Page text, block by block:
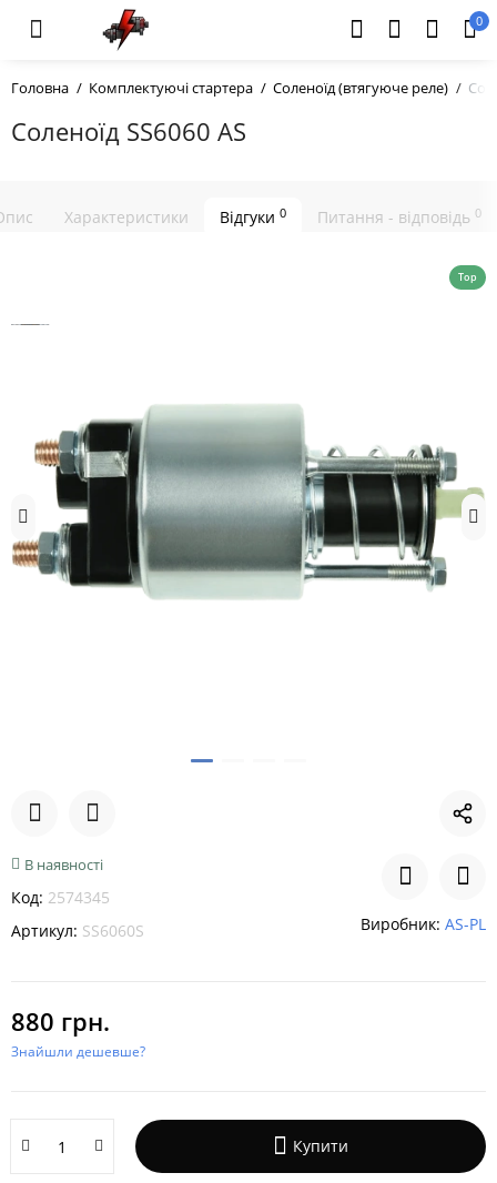
0
Головна Комплектуючі стартера Соленоїд (втягуюче реле)
Соленоїд SS6060 AS
Характеристики Відгуки 0 Питання - відповідь 0
Top
В наявності
Код: 2574345
Артикул: SS6060S Виробник: AS-PL
880 грн.
Знайшли дешевше?
Купити